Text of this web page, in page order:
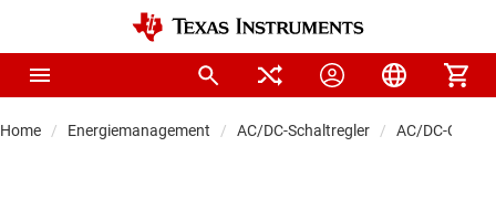
Home Energiemanagement AC/DC-Schaltregler AC/DC-